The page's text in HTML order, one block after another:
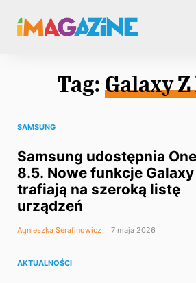
Tag: Galaxy
SAMSUNG
Samsung udostępnia
8.5. Nowe funkcje
trafiają na szeroką listę
urządzeń
Agnieszka Serafinowicz 7 maja 2026
AKTUALNOŚCI